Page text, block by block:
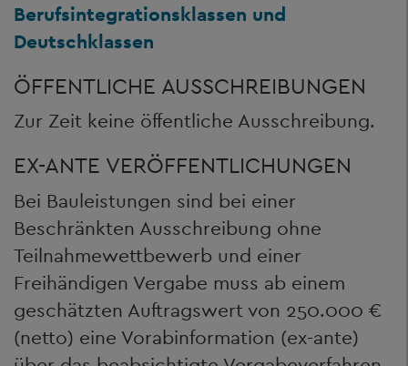
Berufsintegrationsklassen und
Deutschklassen
ÖFFENTLICHE AUSSCHREIBUNGEN
Zur Zeit keine öffentliche Ausschreibung.
EX-ANTE VERÖFFENTLICHUNGEN
Bei Bauleistungen sind bei einer
Beschränkten Ausschreibung ohne
Teilnahmewettbewerb und einer
Freihändigen Vergabe muss ab einem
geschätzten Auftragswert von 250.000 €
(netto) eine Vorabinformation (ex-ante)